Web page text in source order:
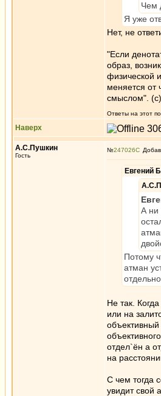
Чем
Я уже
Нет, не
"Если
образ,
физической
меняется от
смыслом".
Ответы на этот
Наверх
А.С.Пушкин
Гость
№247026
Евгений
А ни
Потому
атман
Не так.
или на
отдел`ён а
на
С чем тогда
увидит свой